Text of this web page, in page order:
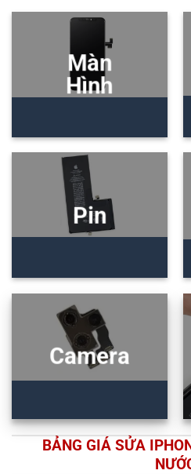
Màn
Hình
Pin
Camera
BẢNG GIÁ SỬA